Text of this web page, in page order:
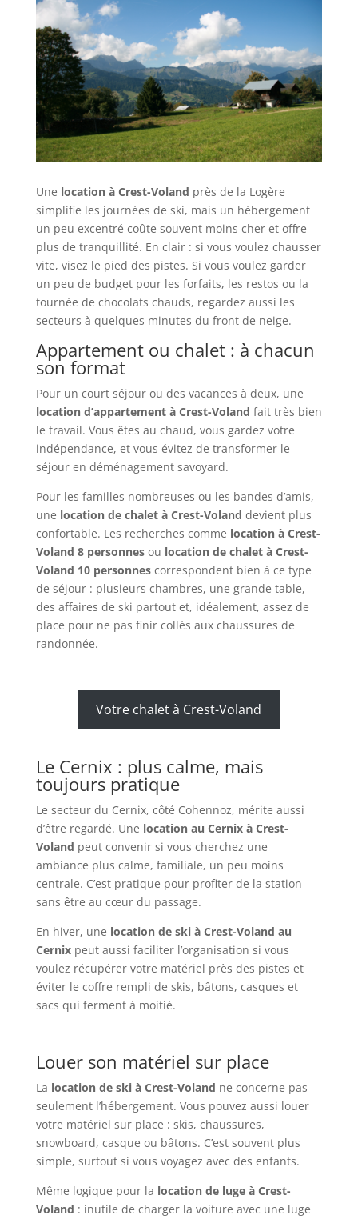
Une location à Crest-Voland près de la Logère
simplifie les journées de ski, mais un hébergement
un peu excentré coûte souvent moins cher et offre
plus de tranquillité. En clair : si vous voulez chausser
vite, visez le pied des pistes. Si vous voulez garder
un peu de budget pour les forfaits, les restos ou la
tournée de chocolats chauds, regardez aussi les
secteurs à quelques minutes du front de neige.
Appartement ou chalet : à chacun
son format
Pour un court séjour ou des vacances à deux, une
location d’appartement à Crest-Voland fait très bien
le travail. Vous êtes au chaud, vous gardez votre
indépendance, et vous évitez de transformer le
séjour en déménagement savoyard.
Pour les familles nombreuses ou les bandes d’amis,
une location de chalet à Crest-Voland devient plus
confortable. Les recherches comme location à Crest-
Voland 8 personnesou location de chalet à Crest-
Voland 10 personnescorrespondent bien à ce type
de séjour : plusieurs chambres, une grande table,
des affaires de ski partout et, idéalement, assez de
place pour ne pas finir collés aux chaussures de
randonnée.
Votre chalet à Crest-Voland
Le Cernix : plus calme, mais
toujours pratique
Le secteur du Cernix, côté Cohennoz, mérite aussi
d’être regardé. Une location au Cernix à Crest-
Voland peut convenir si vous cherchez une
ambiance plus calme, familiale, un peu moins
centrale. C’est pratique pour profiter de la station
sans être au cœur du passage.
En hiver, une location de ski à Crest-Voland au
Cernixpeut aussi faciliter l’organisation si vous
voulez récupérer votre matériel près des pistes et
éviter le coffre rempli de skis, bâtons, casques et
sacs qui ferment à moitié.
Louer son matériel sur place
La location de ski à Crest-Voland ne concerne pas
seulement l’hébergement. Vous pouvez aussi louer
votre matériel sur place : skis, chaussures,
snowboard, casque ou bâtons. C’est souvent plus
simple, surtout si vous voyagez avec des enfants.
Même logique pour la location de luge à Crest-
Voland : inutile de charger la voiture avec une luge